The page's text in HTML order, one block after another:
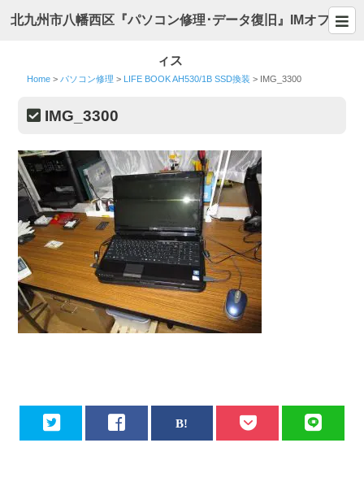
北九州市八幡西区『パソコン修理･データ復旧』IMオフ
ィス
Home > パソコン修理 > LIFE BOOK AH530/1B SSD換装 > IMG_3300
IMG_3300